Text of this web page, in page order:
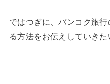
ではつぎに、バンコク旅
る方法をお伝えしていきた